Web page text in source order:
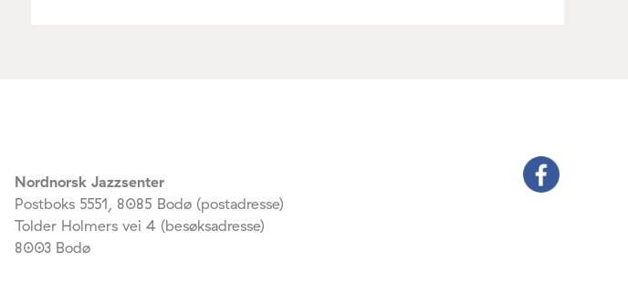
Nordnorsk Jazzsenter
Postboks 5551, 8085 Bodø (postadresse)
Tolder Holmers vei 4 (besøksadresse)
8003 Bodø